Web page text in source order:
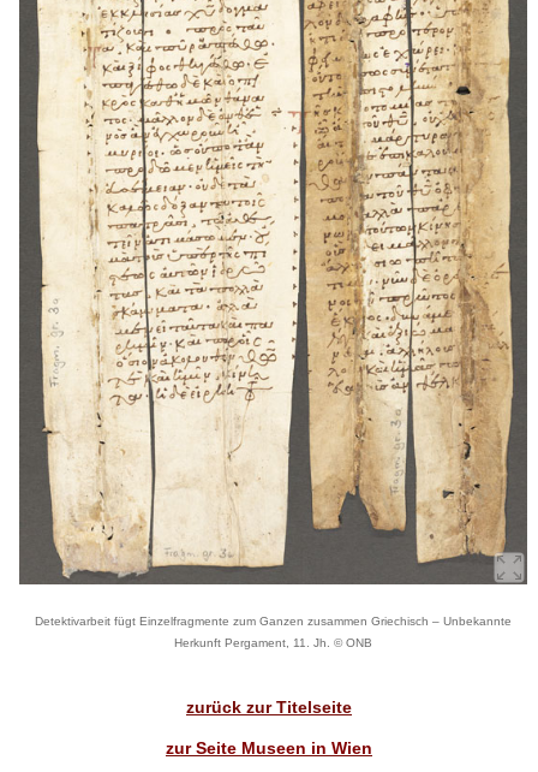
Detektivarbeit fügt Einzelfragmente zum Ganzen zusammen Griechisch – Unbekannte
Herkunft Pergament, 11. Jh. © ONB
zurück zur Titelseite
zur Seite Museen in Wien